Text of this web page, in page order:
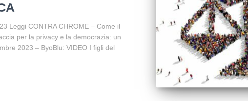
Leggi CONTRA CHROME – Come il
per la privacy e la democrazia: un
2023 – ByoBlu: VIDEO I figli del